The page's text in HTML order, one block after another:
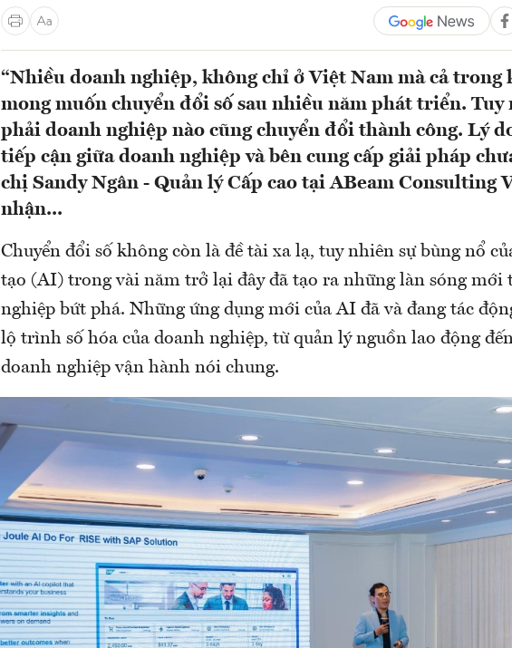
“Nhiều doanh nghiệp, không chỉ ở Việt Nam mà cả trong
mong muốn chuyển đổi số sau nhiều năm phát triển. Tuy
phải doanh nghiệp nào cũng chuyển đổi thành công. Lý
tiếp cận giữa doanh nghiệp và bên cung cấp giải pháp
chị Sandy Ngân - Quản lý Cấp cao tại ABeam Consulting
nhận...
Chuyển đổi số không còn là đề tài xa lạ, tuy nhiên sự bùng nổ
tạo (AI) trong vài năm trở lại đây đã tạo ra những làn sóng mới
nghiệp bứt phá. Những ứng dụng mới của AI đã và đang tác
lộ trình số hóa của doanh nghiệp, từ quản lý nguồn lao động
doanh nghiệp vận hành nói chung.